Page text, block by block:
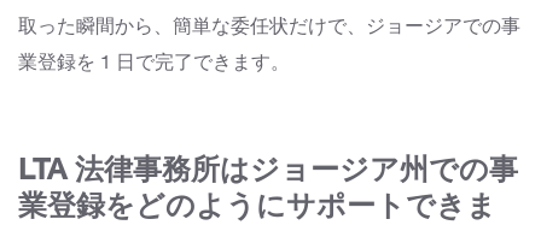
取った瞬間から、簡単な委任状だけで、ジョージアでの事
業登録を 1 日で完了できます。
LTA 法律事務所はジョージア州での事
業登録をどのようにサポートできま